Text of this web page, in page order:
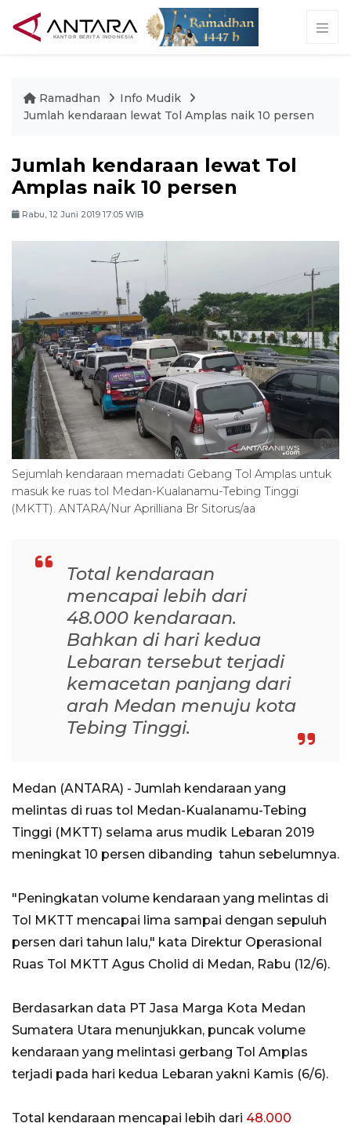
Ramadhan
Info Mudik
Jumlah kendaraan lewat Tol Amplas naik 10 persen
Jumlah kendaraan lewat Tol
Amplas naik 10 persen
Rabu, 12 Juni 2019 17:05 WIB
Sejumlah kendaraan memadati Gebang Tol Amplas untuk
masuk ke ruas tol Medan-Kualanamu-Tebing Tinggi
(MKTT). ANTARA/Nur Aprilliana Br Sitorus/aa
Total kendaraan
mencapai lebih dari
48.000 kendaraan.
Bahkan di hari kedua
Lebaran tersebut terjadi
kemacetan panjang dari
arah Medan menuju kota
Tebing Tinggi.
Medan (ANTARA) - Jumlah kendaraan yang
melintas di ruas tol Medan-Kualanamu-Tebing
Tinggi (MKTT) selama arus mudik Lebaran 2019
meningkat 10 persen dibanding tahun sebelumnya.
"Peningkatan volume kendaraan yang melintas di
Tol MKTT mencapai lima sampai dengan sepuluh
persen dari tahun lalu," kata Direktur Operasional
Ruas Tol MKTT Agus Cholid di Medan, Rabu (12/6).
Berdasarkan data PT Jasa Marga Kota Medan
Sumatera Utara menunjukkan, puncak volume
kendaraan yang melintasi gerbang Tol Amplas
terjadi pada hari kedua Lebaran yakni Kamis (6/6).
Total kendaraan mencapai lebih dari 48.000